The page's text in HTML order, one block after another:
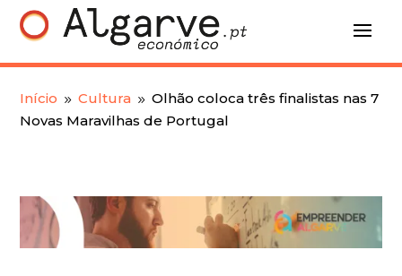
Início 9 Cultura 9 Olhão coloca três finalistas nas 7
Novas Maravilhas de Portugal